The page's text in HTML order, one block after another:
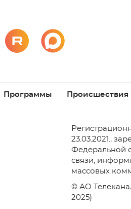
Программы Происшествия
23.03.2021.,
Федеральной
связи,
массовых
© АО
2025)